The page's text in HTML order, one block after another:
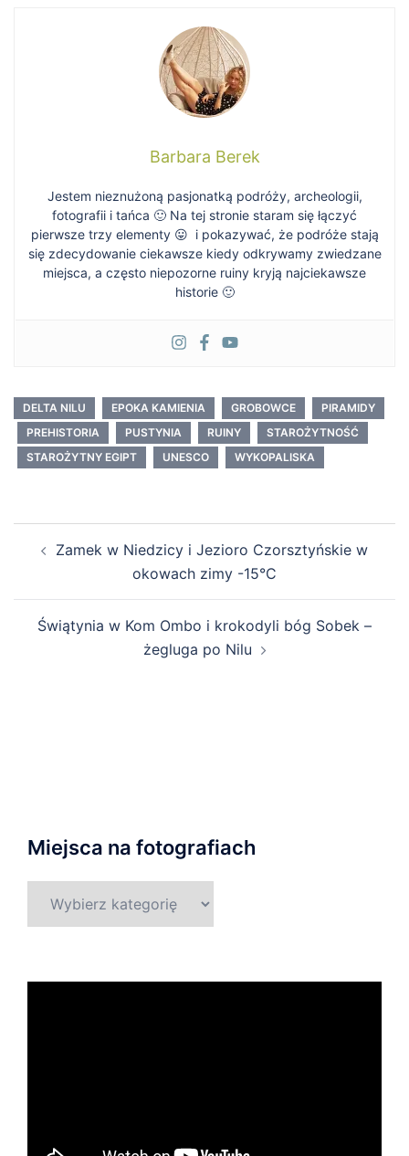
Barbara Berek
Jestem nieznużoną pasjonatką podróży, archeologii,
fotografii i tańca 🙂 Na tej stronie staram się łączyć
pierwsze trzy elementy 😛 i pokazywać, że podróże stają
się zdecydowanie ciekawsze kiedy odkrywamy zwiedzane
miejsca, a często niepozorne ruiny kryją najciekawsze
historie 🙂
DELTA NILU EPOKA KAMIENIA GROBOWCE
PIRAMIDY
PREHISTORIA
PUSTYNIA RUINY
STAROŻYTNOŚĆ
STAROŻYTNY EGIPT
UNESCO WYKOPALISKA
wpisyZamek w Niedzicy i Jezioro Czorsztyńskie w
okowach zimy -15°C
Świątynia w Kom Ombo i krokodyli bóg Sobek –
żegluga po Nilu
Miejsca na fotografiach